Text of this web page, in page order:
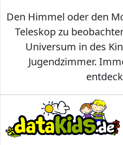
Den Himmel oder den
Teleskop zu
Universum in des
Jugendzimmer.